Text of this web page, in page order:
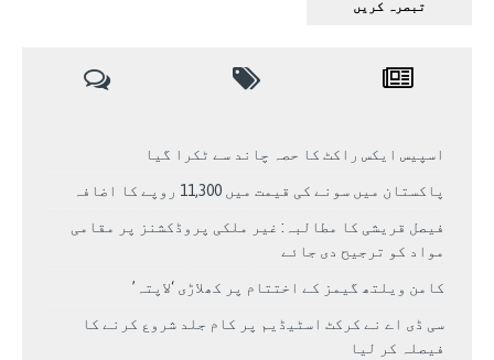
اسپیس ایکس راکٹ کا حصہ چاند سے ٹکرا گیا
پاکستان میں سونے کی قیمت میں 11,300 روپے کا اضافہ
فیصل قریشی کا مطالبہ: غیر ملکی پروڈکشنز پر مقامی
مواد کو ترجیح دی جائے
کامن ویلتھ گیمز کے اختتام پر کھلاڑی ‘لاپتہ’
سی ڈی اے نے کرکٹ اسٹیڈیم پر کام جلد شروع کرنے کا
فیصلہ کر لیا